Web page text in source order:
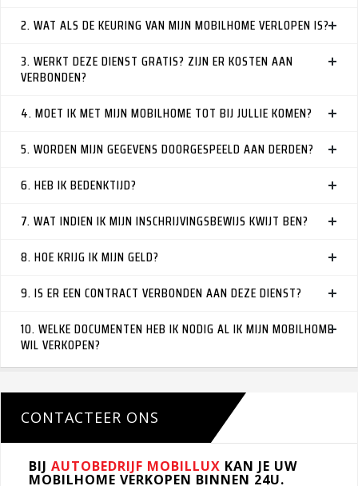
2. WAT ALS DE KEURING VAN MIJN MOBILHOME VERLOPEN IS?
3. WERKT DEZE DIENST GRATIS? ZIJN ER KOSTEN AAN
VERBONDEN?
4. MOET IK MET MIJN MOBILHOME TOT BIJ JULLIE KOMEN?
5. WORDEN MIJN GEGEVENS DOORGESPEELD AAN DERDEN?
6. HEB IK BEDENKTIJD?
7. WAT INDIEN IK MIJN INSCHRIJVINGSBEWIJS KWIJT BEN?
8. HOE KRIJG IK MIJN GELD?
9. IS ER EEN CONTRACT VERBONDEN AAN DEZE DIENST?
10. WELKE DOCUMENTEN HEB IK NODIG AL IK MIJN MOBILHOME
WIL VERKOPEN?
CONTACTEER ONS
BIJ AUTOBEDRIJF MOBILLUX KAN JE UW
MOBILHOME VERKOPEN BINNEN 24U.